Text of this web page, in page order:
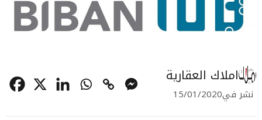
املاك العقارية
نشر في15/01/2020